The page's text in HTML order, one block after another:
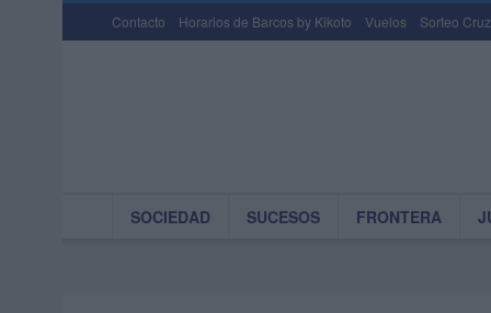
Contacto Horarios de Barcos by Kikoto Vuelos Sorteo
SOCIEDAD SUCESOS FRONTERA